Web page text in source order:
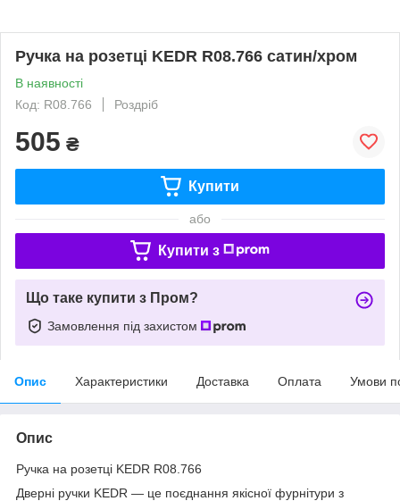
Ручка на розетці KEDR R08.766 сатин/хром
В наявності
Код: R08.766
Роздріб
505 ₴
Купити
або
Купити з
Що таке купити з Пром?
Замовлення під захистом
Опис Характеристики Доставка Оплата Умови
Опис
Ручка на розетці KEDR R08.766
Дверні ручки KEDR — це поєднання якісної фурнітури з